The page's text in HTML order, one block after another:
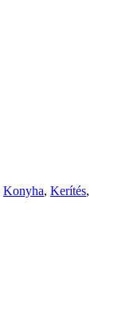
Konyha, Kerítés,